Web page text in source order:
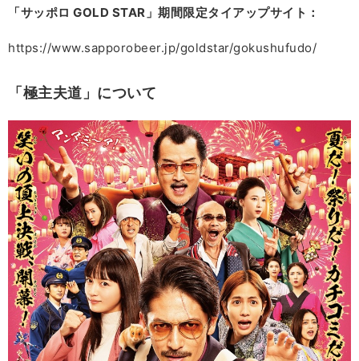
「サッポロ GOLD STAR 」期間限定タイアップサイト：
https://www.sapporobeer.jp/goldstar/gokushufudo/
「極主夫道」について